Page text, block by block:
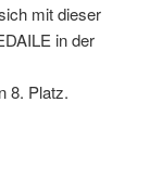
mit dieser
in der
8. Platz.